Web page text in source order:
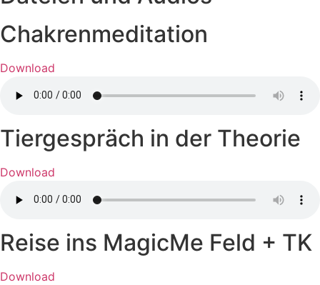
Chakrenmeditation
Download
Tiergespräch in der Theorie
Download
Reise ins MagicMe Feld + TK
Download